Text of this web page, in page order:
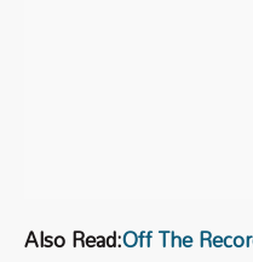
Also Read:Off The